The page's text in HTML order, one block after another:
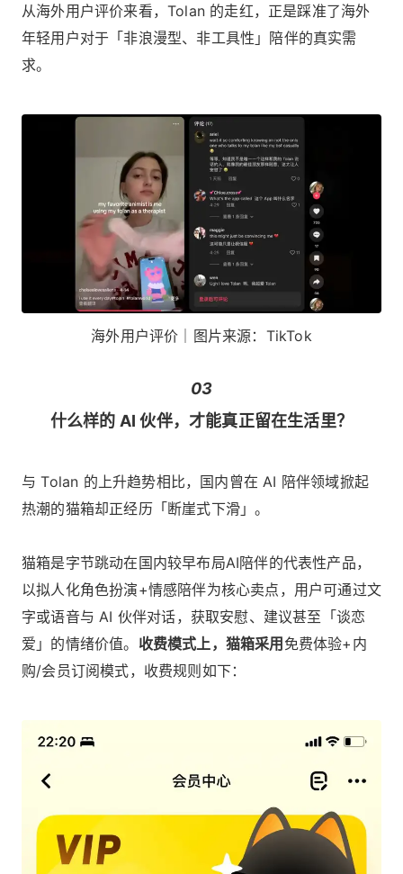
从海外用户评价来看，Tolan 的走红，正是踩准了海外
年轻用户对于「非浪漫型、非工具性」陪伴的真实需
求。
海外用户评价｜图片来源：TikTok
03
什么样的 AI 伙伴，才能真正留在生活里？
与 Tolan 的上升趋势相比，国内曾在 AI 陪伴领域掀起
热潮的猫箱却正经历「断崖式下滑」。
猫箱是字节跳动在国内较早布局AI陪伴的代表性产品，
以拟人化角色扮演+情感陪伴为核心卖点，用户可通过文
字或语音与 AI 伙伴对话，获取安慰、建议甚至「谈恋
爱」的情绪价值。 收费模式上，猫箱采用免费体验+内
购/会员订阅模式，收费规则如下：